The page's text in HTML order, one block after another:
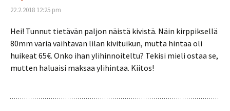
22.2.2018 12:25 pm
Hei! Tunnut tietävän paljon näistä kivistä. Näin kirppiksellä
80mm väriä vaihtavan lilan kivituikun, mutta hintaa oli
huikeat 65€. Onko ihan ylihinnoiteltu? Tekisi mieli ostaa se,
mutten haluaisi maksaa ylihintaa. Kiitos!